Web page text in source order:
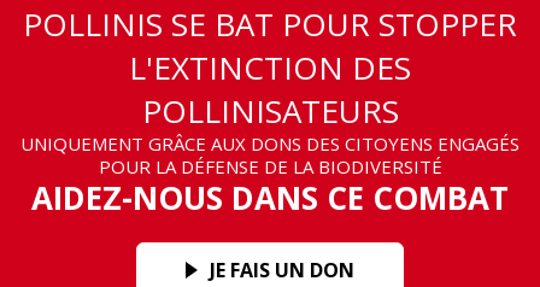
POLLINIS SE BAT POUR STOPPER
L'EXTINCTION DES
POLLINISATEURS
UNIQUEMENT GRÂCE AUX DONS DES CITOYENS ENGAGÉS
POUR LA DÉFENSE DE LA BIODIVERSITÉ
AIDEZ-NOUS DANS CE COMBAT
JE FAIS UN DON